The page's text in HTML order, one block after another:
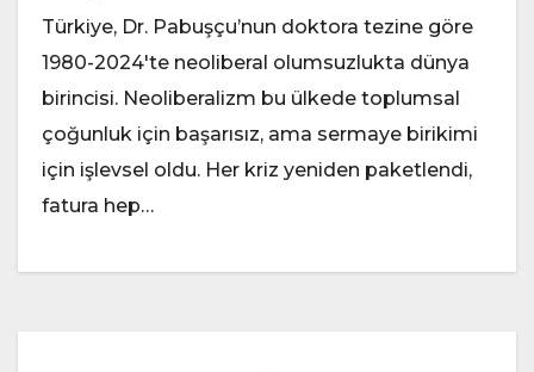
Türkiye, Dr. Pabuşçu’nun doktora tezine göre
1980-2024'te neoliberal olumsuzlukta dünya
birincisi. Neoliberalizm bu ülkede toplumsal
çoğunluk için başarısız, ama sermaye birikimi
için işlevsel oldu. Her kriz yeniden paketlendi,
fatura hep…